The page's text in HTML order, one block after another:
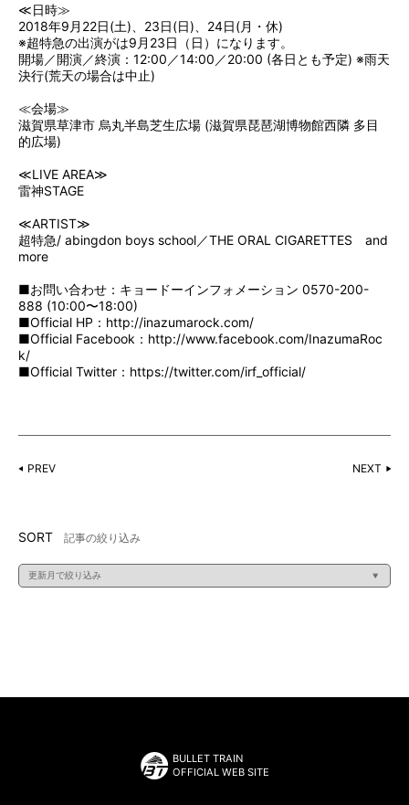
≪日時≫
2018年9月22日(土)、23日(日)、24日(月・休)
※超特急の出演がは9月23日（日）になります。
開場／開演／終演：12:00／14:00／20:00 (各日とも予定) ※雨天
決行(荒天の場合は中止)
≪会場≫
滋賀県草津市 烏丸半島芝生広場 (滋賀県琵琶湖博物館西隣 多目
的広場)
≪LIVE AREA≫
雷神STAGE
≪ARTIST≫
超特急/ abingdon boys school／THE ORAL CIGARETTES and
more
■お問い合わせ：キョードーインフォメーション 0570-200-
888 (10:00〜18:00)
■Official HP： http://inazumarock.com/
■Official Facebook： http://www.facebook.com/InazumaRoc
k/
■Official Twitter： https://twitter.com/irf_official/
PREV NEXT
SORT 記事の絞り込み
BULLET TRAIN
OFFICIAL WEB SITE